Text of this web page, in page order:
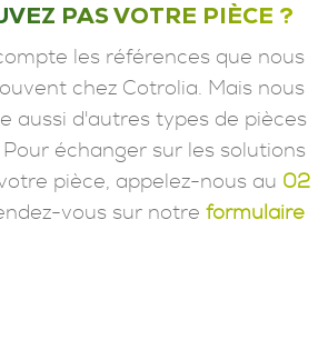
PAS VOTRE PIÈCE ?
les références que nous
chez Cotrolia. Mais nous
aussi d'autres types de pièces
échanger sur les solutions
pièce, appelez-nous au 02
vous sur notre formulaire